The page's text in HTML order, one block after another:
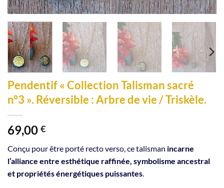
Pendentif « Collection Talisman sacré
n°3 ». Réversible : Arbre de vie / Triskèle.
69,00 €
Conçu pour être porté recto verso, ce talisman incarne
l’alliance entre esthétique raffinée, symbolisme ancestral
et propriétés énergétiques puissantes